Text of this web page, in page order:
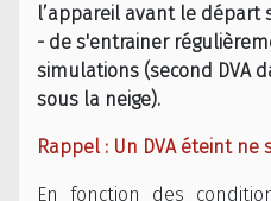
l’appareil avant le départ
- de s'entrainer
simulations (second DVA
sous la neige).
Rappel : Un DVA éteint ne
En fonction des